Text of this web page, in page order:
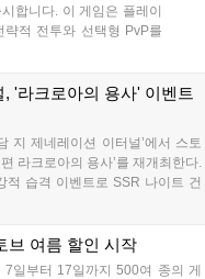
합니다. 이 게임은 플레이
적 전투와 선택형 PvP를
앱 마켓에서 사전등록을
별 스페셜 쿠폰과 한정 스
해 이용자들의 기대를 모
'라크로아의 용사' 이벤트
지 제네레이션 이터널’에서 스토
라크로아의 용사’를 재개최한다.
적 습격 이벤트로 SSR 나이트 건
최대 다이아 3,000개를 지급하며,
튜브에서 특별 프로그램을 시청
브 여름 할인 시작
일부터 17일까지 500여 종의 게